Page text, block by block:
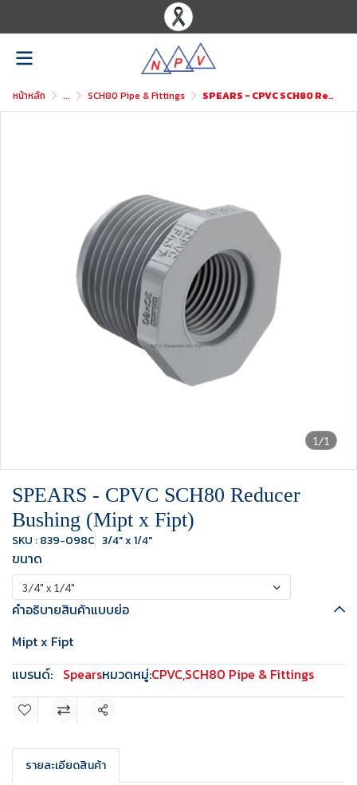
หน้าหลัก ... SCH80 Pipe & Fittings SPEARS - CPVC SCH80 Reducer Bushing (Mipt x Fipt)
1/1
SPEARS - CPVC SCH80 Reducer
Bushing (Mipt x Fipt)
SKU : 839-098C 3/4" x 1/4"
ขนาด
3/4" x 1/4"
คำอธิบายสินค้าแบบย่อ
Mipt x Fipt
แบรนด์: Spearsหมวดหมู่:CPVC,SCH80 Pipe & Fittings
แชร์
รายละเอียดสินค้า